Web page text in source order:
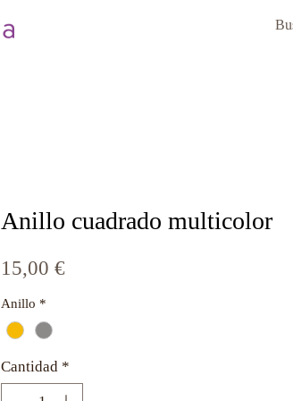
Anillo cuadrado multicolor
15,00 €Precio
Anillo *
Cantidad *